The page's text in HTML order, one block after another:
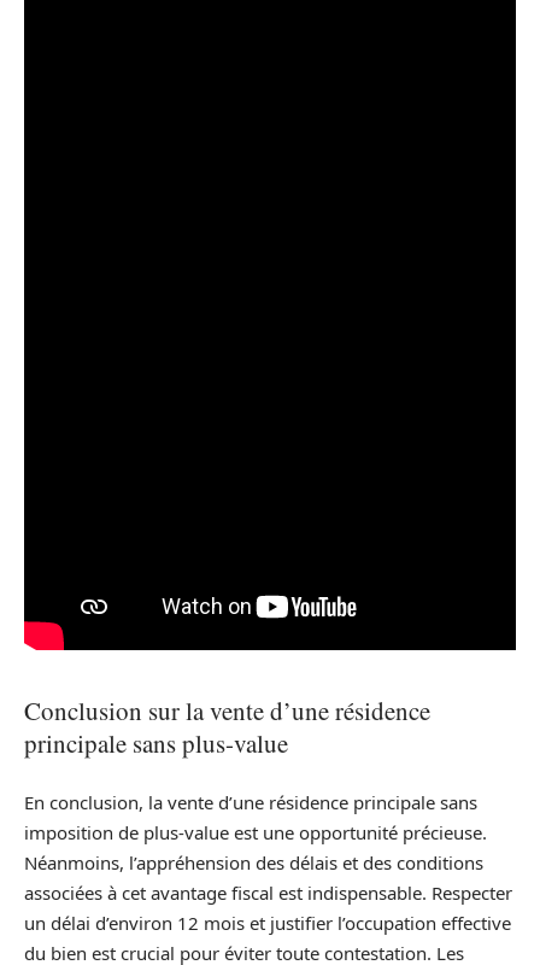
Conclusion sur la vente d’une résidence
principale sans plus-value
En conclusion, la vente d’une résidence principale sans
imposition de plus-value est une opportunité précieuse.
Néanmoins, l’appréhension des délais et des conditions
associées à cet avantage fiscal est indispensable. Respecter
un délai d’environ 12 mois et justifier l’occupation effective
du bien est crucial pour éviter toute contestation. Les